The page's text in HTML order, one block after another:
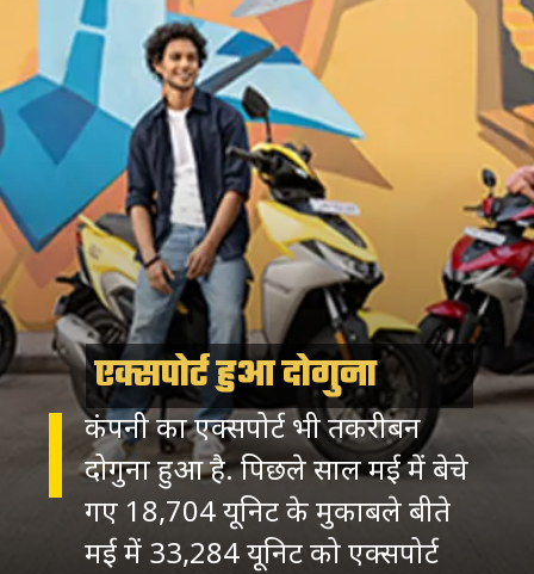
एक्सपोर्ट हुआ दोगुना
कंपनी का एक्सपोर्ट भी तकरीबन
दोगुना हुआ है. पिछले साल मई में बेचे
गए 18,704 यूनिट के मुकाबले बीते
मई में 33,284 यूनिट को एक्सपोर्ट